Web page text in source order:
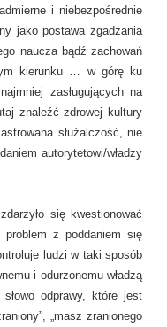
i niebezpośrednie
jako postawa zgadzania
naucza bądź zachowań
kierunku … w górę ku
zasługujących na
znaleźć zdrowej kultury
służalczość, nie
autorytetowi/władzy
się kwestionować
problem z poddaniem się
ludzi w taki sposób
i odurzonemu władzą
odprawy, które jest
„masz zranionego